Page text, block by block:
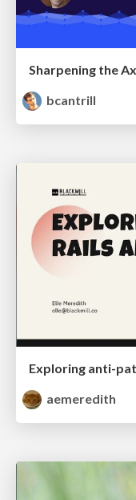
Sharpening the
bcantrill
Exploring anti-
aemeredith